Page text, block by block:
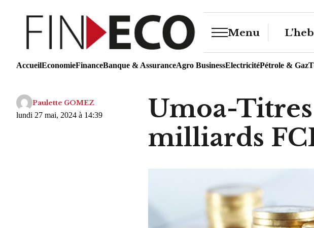
Menu
AccueilEconomieFinanceBanque & AssuranceAgro BusinessElectricitéPétrole & Gaz
Paulette GOMEZ
lundi 27 mai, 2024 à 14:39
Umoa-Titres
milliards